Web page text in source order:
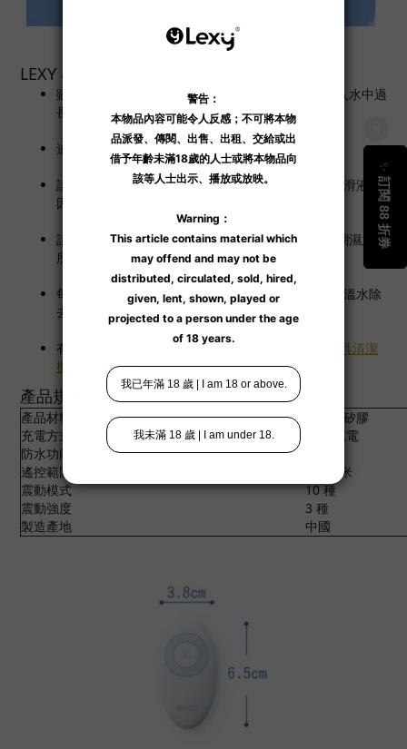
LEXY 小建議
雖有防水功能，但由於有電源裝置，產品不建議浸入水中過
長時間。
遙控器不防水，請小心，不要把它弄濕啊！
請配合水溶性的潤滑液 使用，並避免使用矽性的潤滑液，
因為會損耗產品上的矽膠表層。
請收納於陰涼之處所，避免陽光直接曝曬、高溫、潮濕之處
所。
每次使用後建議可拆除部件用 玩具清潔液
清洗，以溫水除
去清潔液和用 乾毛巾 抺乾。
有需要更可放進能有效殺死病毒、細菌的紫外線
玩具清潔
機
，雙重消毒，安全衛生。
產品規格
產品材料
親膚級矽膠
充電方式
USB 充電
防水功能
遙控範圍
約 20 米
震動模式
10 種
震動強度
3 種
製造產地
中國